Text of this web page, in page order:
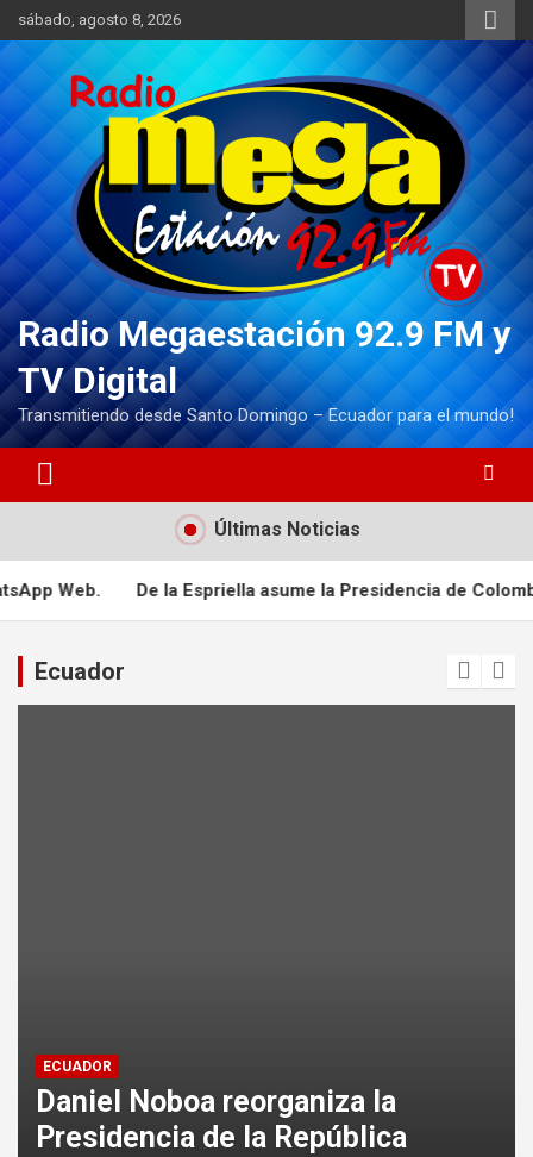
Saltar
al
contenido
sábado, agosto 8, 2026
Radio Megaestación 92.9 FM y
TV Digital
Transmitiendo desde Santo Domingo – Ecuador para el mundo!
Últimas Noticias
Espriella asume la Presidencia de Colombia Policía
Ecuador
ECUADOR
Banco Mundial dona USD 3,5
millones a Ecuador